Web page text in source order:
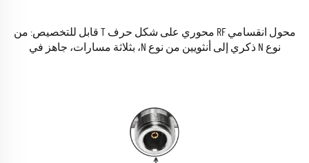
محول انقسامي RF محوري على شكل حرف T قابل للتخصيص: من
نوع N ذكري إلى أنثويين من نوع N، بثلاثة مسارات، جاهز في